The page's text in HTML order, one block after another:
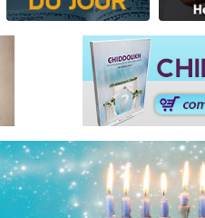
perdre leur maman